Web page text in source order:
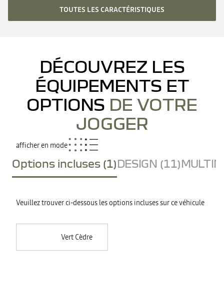
TOUTES LES CARACTÉRISTIQUES
DÉCOUVREZ LES
ÉQUIPEMENTS ET
OPTIONS DE VOTRE
JOGGER
afficher en mode
Options incluses (1)DESIGN (11)
Veuillez trouver ci-dessous les options incluses sur ce véhicule
Vert Cèdre